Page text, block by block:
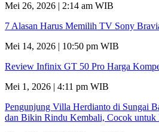
Mei 26, 2026 | 2:14 am WIB
7 Alasan Harus Memilih TV Sony
Mei 14, 2026 | 10:50 pm WIB
Review Infinix GT 50 Pro Harga
Mei 1, 2026 | 4:11 pm WIB
Pengunjung Villa Herdianto di Sungai
dan Bikin Rindu Kembali, Cocok untuk